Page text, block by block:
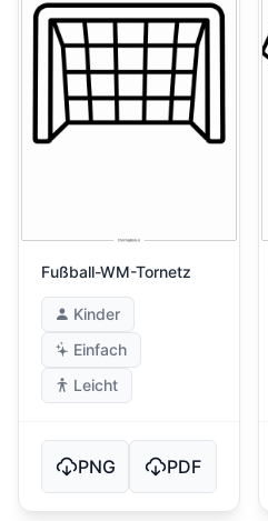
Fußball-WM-Tornetz
Kinder
Einfach
Leicht
PNG PDF